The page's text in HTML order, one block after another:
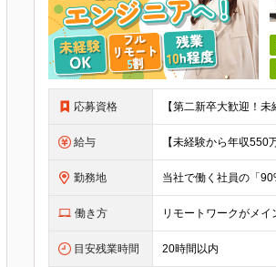
応募資格
給与
勤務地
働き方 リモートワークがメイ
目安残業時間 20時間以内